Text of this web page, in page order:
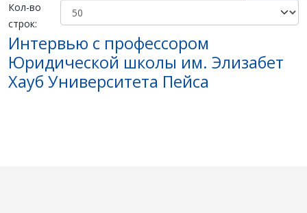
Кол-во
строк:
Интервью с профессором
Юридической школы им. Элизабет
Хауб Университета Пейса